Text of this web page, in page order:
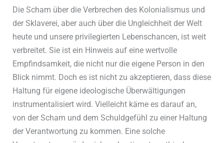
Die Scham über die Verbrechen des Kolonialismus und
der Sklaverei, aber auch über die Ungleichheit der Welt
heute und unsere privilegierten Lebenschancen, ist weit
verbreitet. Sie ist ein Hinweis auf eine wertvolle
Empfindsamkeit, die nicht nur die eigene Person in den
Blick nimmt. Doch es ist nicht zu akzeptieren, dass diese
Haltung für eigene ideologische Überwältigungen
instrumentalisiert wird. Vielleicht käme es darauf an,
von der Scham und dem Schuldgefühl zu einer Haltung
der Verantwortung zu kommen. Eine solche